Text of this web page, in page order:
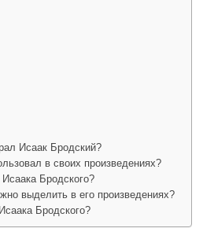
Исаак Бродский?
в своих произведениях?
Бродского?
выделить в его произведениях?
Бродского?